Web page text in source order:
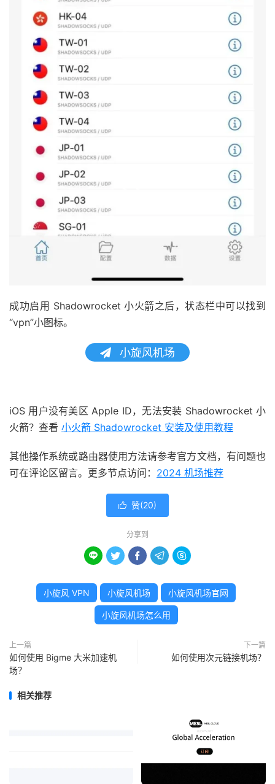
成功启用 Shadowrocket 小火箭之后，状态栏中可以找到
“vpn”小图标。
小旋风机场
iOS 用户没有美区 Apple ID，无法安装 Shadowrocket 小
火箭？查看 小火箭 Shadowrocket 安装及使用教程
其他操作系统或路由器使用方法请参考官方文档，有问题也
可在评论区留言。更多节点访问： 2024 机场推荐
 赞(20)
分享到
    
小旋风 VPN 小旋风机场 小旋风机场官网
小旋风机场怎么用
上一篇
如何使用 Bigme 大米加速机
场？
下一篇
如何使用次元链接机场？
相关推荐